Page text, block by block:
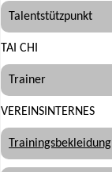
Talentstützpunkt
TAI CHI
Trainer
VEREINSINTERNES
Trainingsbekleidung